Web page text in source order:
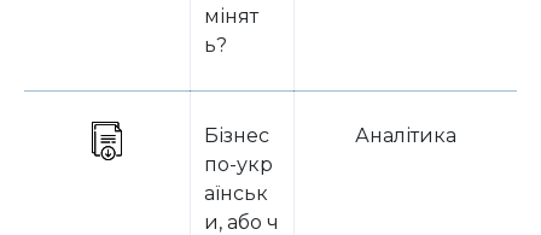
мінят
ь?
Бізнес
по-укр
аїнськ
и, або ч
Аналітика